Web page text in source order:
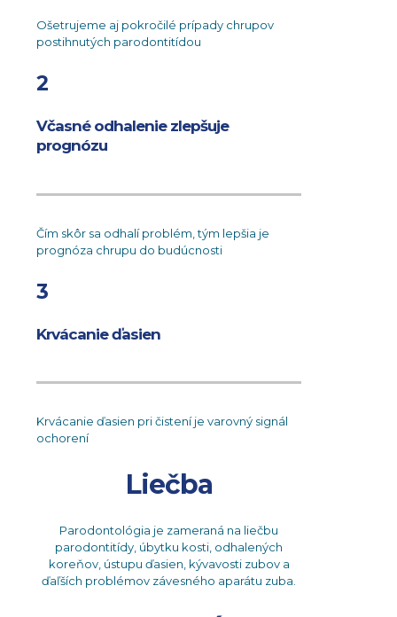
Ošetrujeme aj pokročilé prípady chrupov
postihnutých parodontitídou
2
Včasné odhalenie zlepšuje
prognózu
Čím skôr sa odhalí problém, tým lepšia je
prognóza chrupu do budúcnosti
3
Krvácanie ďasien
Krvácanie ďasien pri čistení je varovný signál
ochorení
Liečba
Parodontológia je zameraná na liečbu
parodontitídy, úbytku kosti, odhalených
koreňov, ústupu ďasien, kývavosti zubov a
ďaľších problémov závesného aparátu zuba.